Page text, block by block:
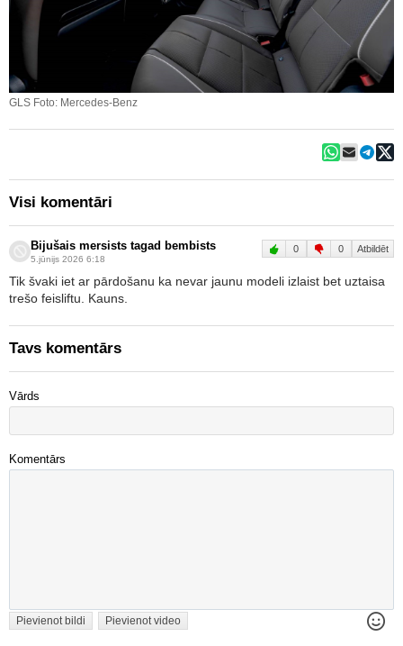
GLS Foto: Mercedes-Benz
Visi komentāri
Bijušais mersists tagad bembists
5.jūnijs 2026 6:18
0 0 Atbildēt
Tik švaki iet ar pārdošanu ka nevar jaunu modeli izlaist bet uztaisa
trešo feisliftu. Kauns.
Tavs komentārs
Vārds
Komentārs
Pievienot bildi Pievienot video